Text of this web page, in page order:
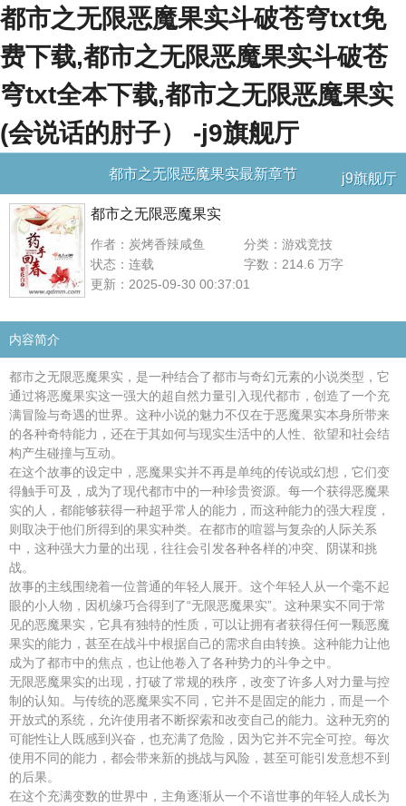
都市之无限恶魔果实斗破苍穹txt免
费下载,都市之无限恶魔果实斗破苍
穹txt全本下载,都市之无限恶魔果实
(会说话的肘子） -j9旗舰厅
都市之无限恶魔果实最新章节 j9旗舰厅
都市之无限恶魔果实
作者：炭烤香辣咸鱼
分类：游戏竞技
状态：连载
字数：214.6 万字
更新：2025-09-30 00:37:01
内容简介
都市之无限恶魔果实，是一种结合了都市与奇幻元素的小说类型，它
通过将恶魔果实这一强大的超自然力量引入现代都市，创造了一个充
满冒险与奇遇的世界。这种小说的魅力不仅在于恶魔果实本身所带来
的各种奇特能力，还在于其如何与现实生活中的人性、欲望和社会结
构产生碰撞与互动。
在这个故事的设定中，恶魔果实并不再是单纯的传说或幻想，它们变
得触手可及，成为了现代都市中的一种珍贵资源。每一个获得恶魔果
实的人，都能够获得一种超乎常人的能力，而这种能力的强大程度，
则取决于他们所得到的果实种类。在都市的喧嚣与复杂的人际关系
中，这种强大力量的出现，往往会引发各种各样的冲突、阴谋和挑
战。
故事的主线围绕着一位普通的年轻人展开。这个年轻人从一个毫不起
眼的小人物，因机缘巧合得到了“无限恶魔果实”。这种果实不同于常
见的恶魔果实，它具有独特的性质，可以让拥有者获得任何一颗恶魔
果实的能力，甚至在战斗中根据自己的需求自由转换。这种能力让他
成为了都市中的焦点，也让他卷入了各种势力的斗争之中。
无限恶魔果实的出现，打破了常规的秩序，改变了许多人对力量与控
制的认知。与传统的恶魔果实不同，它并不是固定的能力，而是一个
开放式的系统，允许使用者不断探索和改变自己的能力。这种无穷的
可能性让人既感到兴奋，也充满了危险，因为它并不完全可控。每次
使用不同的能力，都会带来新的挑战与风险，甚至可能引发意想不到
的后果。
在这个充满变数的世界中，主角逐渐从一个不谙世事的年轻人成长为